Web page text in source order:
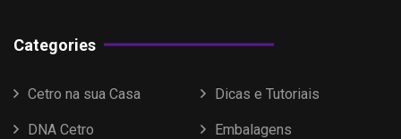
Categories
Cetro na sua Casa Dicas e Tutoriais
DNA Cetro Embalagens